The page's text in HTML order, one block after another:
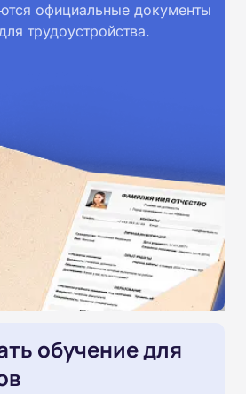
официальные документы
трудоустройства.
обучение для